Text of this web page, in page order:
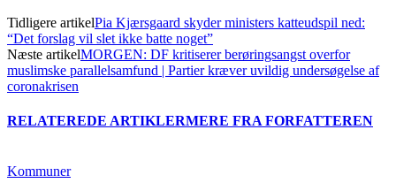
Tidligere artikelPia Kjærsgaard skyder ministers katteudspil ned:
“Det forslag vil slet ikke batte noget”
Næste artikelMORGEN: DF kritiserer berøringsangst overfor
muslimske parallelsamfund | Partier kræver uvildig undersøgelse af
coronakrisen
RELATEREDE ARTIKLERMERE FRA FORFATTEREN
Kommuner